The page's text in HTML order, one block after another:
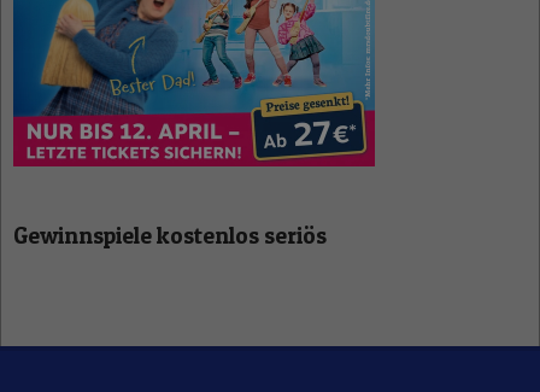
Gewinnspiele kostenlos seriös